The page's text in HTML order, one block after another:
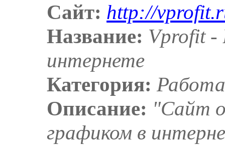
Сайт: http://
Название: Vprofit -
интернете
Категория:
Описание: "Сайт
графиком в